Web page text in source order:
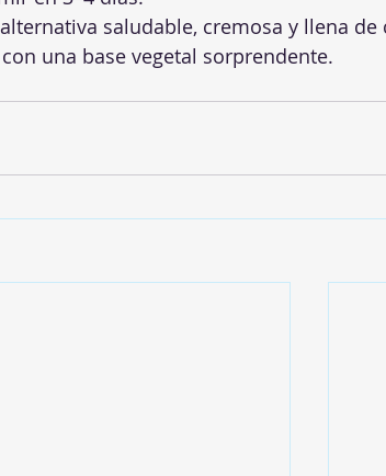
saludable, cremosa y llena de
una base vegetal sorprendente.